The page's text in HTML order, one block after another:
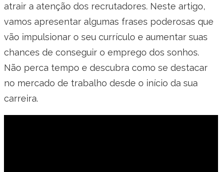
atrair a atenção dos recrutadores. Neste artigo,
vamos apresentar algumas frases poderosas que
vão impulsionar o seu currículo e aumentar suas
chances de conseguir o emprego dos sonhos.
Não perca tempo e descubra como se destacar
no mercado de trabalho desde o início da sua
carreira.